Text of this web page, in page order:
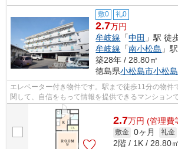
敷0 礼0
2.7万円
牟岐線 「中田 」駅 徒
牟岐線 「南小松島 」
築28年 / 28.80㎡
徳島県小松島市小松
エレベーター付き物件です。駅まで徒歩11分の物件
関して、自信をもって情報を提供できるマンション
小松島市エリアの賃貸情報が豊富です...
2.7万円 (管理費
敷金 0ヶ月 礼金
2階 / 1K / 28.80㎡